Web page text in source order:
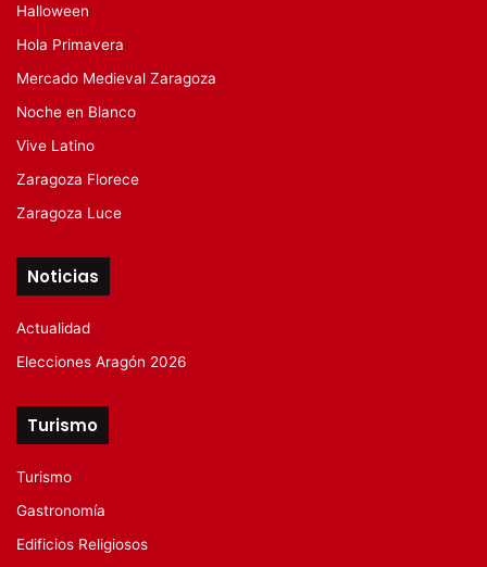
Halloween
Hola Primavera
Mercado Medieval Zaragoza
Noche en Blanco
Vive Latino
Zaragoza Florece
Zaragoza Luce
Noticias
Actualidad
Elecciones Aragón 2026
Turismo
Turismo
Gastronomía
Edificios Religiosos